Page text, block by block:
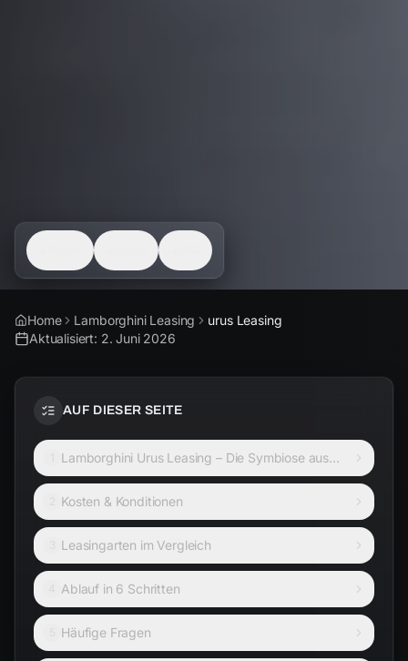
Home Lamborghini Leasing
urus Leasing
Aktualisiert: 2. Juni 2026
AUF DIESER SEITE
Lamborghini Urus Leasing – Die Symbiose aus
Luxus und ungebändigter Kraft
Kosten & Konditionen
Leasingarten im Vergleich
Ablauf in 6 Schritten
Häufige Fragen